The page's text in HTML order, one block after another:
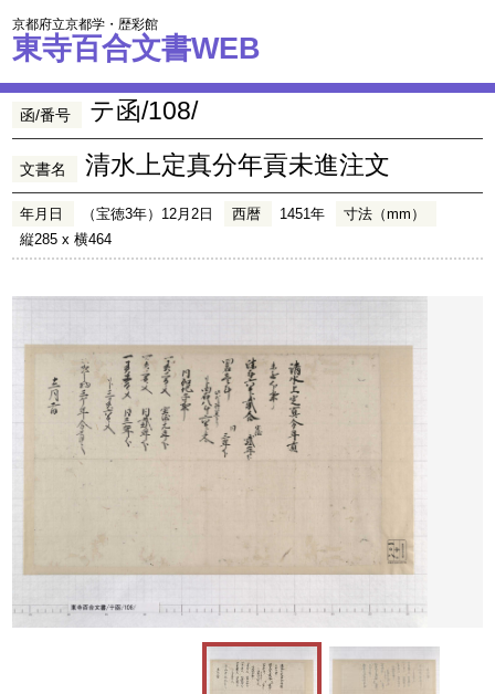
京都府立京都学・歴彩館
東寺百合文書WEB
函/番号 テ函/108/
文書名 清水上定真分年貢未進注文
年月日 （宝徳3年）12月2日 西暦 1451年
寸法（mm）
縦285 x 横464